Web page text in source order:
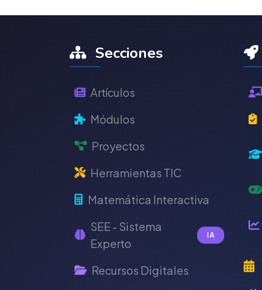
Secciones
Artículos
Módulos
Proyectos
Herramientas TIC
Matemática Interactiva
SEE - Sistema
Experto
IA
Recursos Digitales